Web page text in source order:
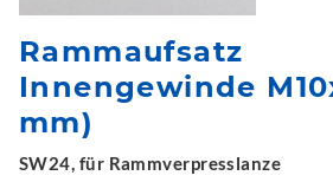
Rammaufsatz
Innengewinde
mm)
SW24, für Rammverpresslanze